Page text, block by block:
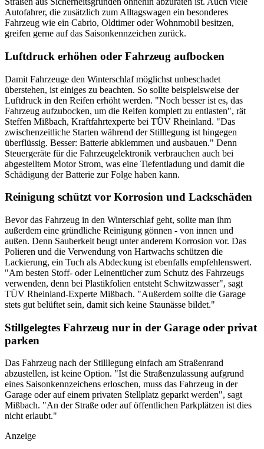
Autofahrer, die zusätzlich zum Alltagswagen ein besonderes
Fahrzeug wie ein Cabrio, Oldtimer oder Wohnmobil besitzen,
greifen gerne auf das Saisonkennzeichen zurück.
Luftdruck erhöhen oder Fahrzeug aufbocken
Damit Fahrzeuge den Winterschlaf möglichst unbeschadet
überstehen, ist einiges zu beachten. So sollte beispielsweise der
Luftdruck in den Reifen erhöht werden. "Noch besser ist es, das
Fahrzeug aufzubocken, um die Reifen komplett zu entlasten", rät
Steffen Mißbach, Kraftfahrtexperte bei TÜV Rheinland. "Das
zwischenzeitliche Starten während der Stilllegung ist hingegen
überflüssig. Besser: Batterie abklemmen und ausbauen." Denn
Steuergeräte für die Fahrzeugelektronik verbrauchen auch bei
abgestelltem Motor Strom, was eine Tiefentladung und damit die
Schädigung der Batterie zur Folge haben kann.
Reinigung schützt vor Korrosion und Lackschäden
Bevor das Fahrzeug in den Winterschlaf geht, sollte man ihm
außerdem eine gründliche Reinigung gönnen - von innen und
außen. Denn Sauberkeit beugt unter anderem Korrosion vor. Das
Polieren und die Verwendung von Hartwachs schützen die
Lackierung, ein Tuch als Abdeckung ist ebenfalls empfehlenswert.
"Am besten Stoff- oder Leinentücher zum Schutz des Fahrzeugs
verwenden, denn bei Plastikfolien entsteht Schwitzwasser", sagt
TÜV Rheinland-Experte Mißbach. "Außerdem sollte die Garage
stets gut belüftet sein, damit sich keine Staunässe bildet."
Stillgelegtes Fahrzeug nur in der Garage oder privat
parken
Das Fahrzeug nach der Stilllegung einfach am Straßenrand
abzustellen, ist keine Option. "Ist die Straßenzulassung aufgrund
eines Saisonkennzeichens erloschen, muss das Fahrzeug in der
Garage oder auf einem privaten Stellplatz geparkt werden", sagt
Mißbach. "An der Straße oder auf öffentlichen Parkplätzen ist dies
nicht erlaubt."
Anzeige